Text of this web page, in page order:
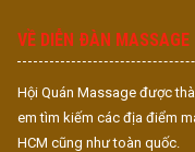
VỀ DIỄN ĐÀN MASSAGE
Hội Quán Massage được
em tìm kiếm các địa điểm
HCM cũng như toàn quốc.